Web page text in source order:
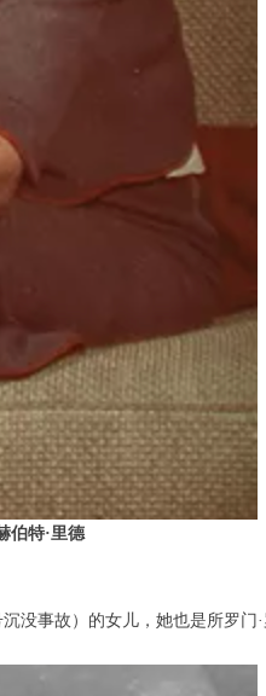
伯特·里德
没事故）的女儿，她也是所罗门